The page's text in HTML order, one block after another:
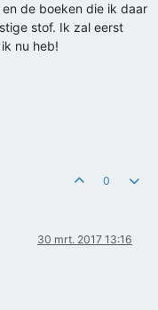
de boeken die ik daar
stof. Ik zal eerst
nu heb!
0
30 mrt. 2017 13:16